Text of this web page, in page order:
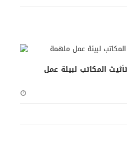
المكاتب لبيئة عمل